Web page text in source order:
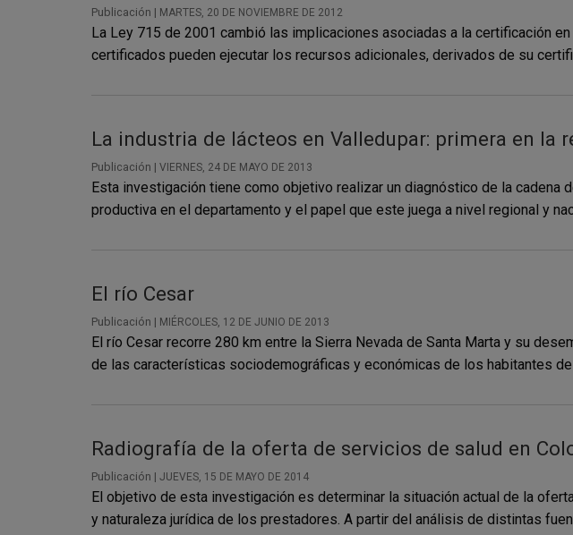
Publicación | MARTES, 20 DE NOVIEMBRE DE 2012
La Ley 715 de 2001 cambió las implicaciones asociadas a la certificación
certificados pueden ejecutar los recursos adicionales, derivados de su
La industria de lácteos en Valledupar: primera en la
Publicación | VIERNES, 24 DE MAYO DE 2013
Esta investigación tiene como objetivo realizar un diagnóstico de la
productiva en el departamento y el papel que este juega a nivel regional y
El río Cesar
Publicación | MIÉRCOLES, 12 DE JUNIO DE 2013
El río Cesar recorre 280 km entre la Sierra Nevada de Santa Marta y su
de las características sociodemográficas y económicas de los habitantes
Radiografía de la oferta de servicios de salud en
Publicación | JUEVES, 15 DE MAYO DE 2014
El objetivo de esta investigación es determinar la situación actual de la
y naturaleza jurídica de los prestadores. A partir del análisis de distintas